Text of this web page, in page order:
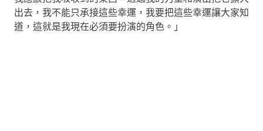
出去，我不能只承接這些幸運，我要把這些幸運讓大家知
道，這就是我現在必須要扮演的角色。」